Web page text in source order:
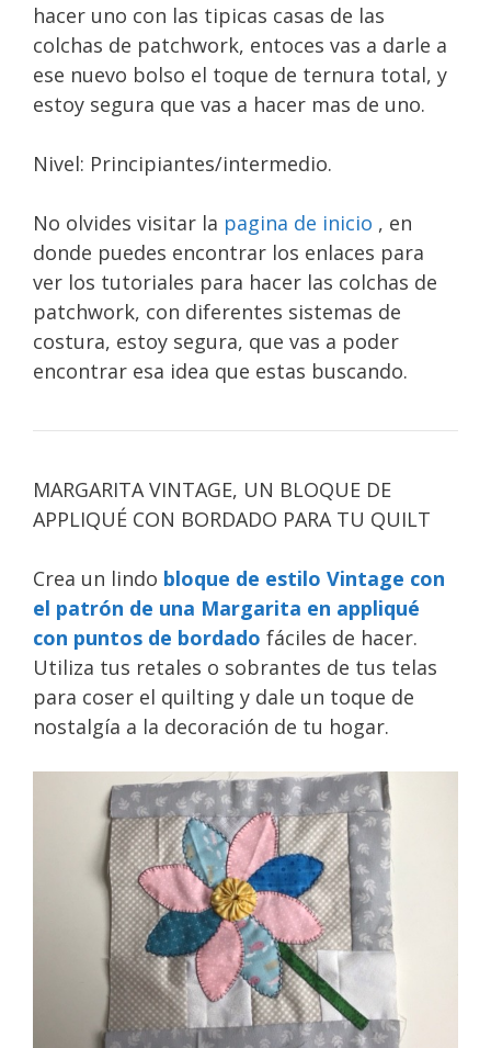
hacer uno con las tipicas casas de las
colchas de patchwork, entoces vas a darle a
ese nuevo bolso el toque de ternura total, y
estoy segura que vas a hacer mas de uno.
Nivel: Principiantes/intermedio.
No olvides visitar la pagina de inicio , en
donde puedes encontrar los enlaces para
ver los tutoriales para hacer las colchas de
patchwork, con diferentes sistemas de
costura, estoy segura, que vas a poder
encontrar esa idea que estas buscando.
MARGARITA VINTAGE, UN BLOQUE DE
APPLIQUÉ CON BORDADO PARA TU QUILT
Crea un lindo bloque de estilo Vintage con
el patrón de una Margarita en appliqué
con puntos de bordado fáciles de hacer.
Utiliza tus retales o sobrantes de tus telas
para coser el quilting y dale un toque de
nostalgía a la decoración de tu hogar.